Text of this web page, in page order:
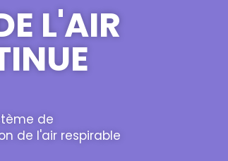
L'AIR
de
de l'air respirable